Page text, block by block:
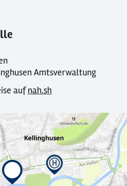
Amtsverwaltung
aufnah.sh